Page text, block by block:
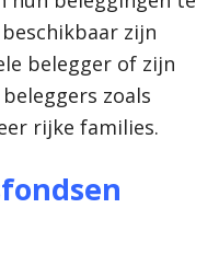
zijn
belegger of zijn
zoals
rijke families.